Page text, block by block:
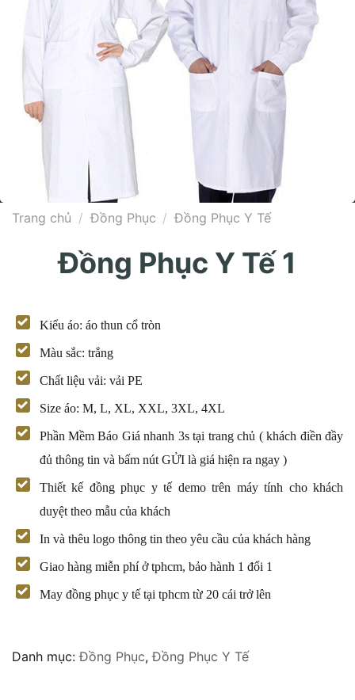
Trang chủ / Đồng Phục / Đồng Phục Y Tế
Đồng Phục Y Tế 1
Kiểu áo: áo thun cổ tròn
Màu sắc: trắng
Chất liệu vải: vải PE
Size áo: M, L, XL, XXL, 3XL, 4XL
Phần Mềm Báo Giá nhanh 3s tại trang chủ ( khách điền đầy
đủ thông tin và bấm nút GỬI là giá hiện ra ngay )
Thiết kế đồng phục y tế demo trên máy tính cho khách
duyệt theo mẫu của khách
In và thêu logo thông tin theo yêu cầu của khách hàng
Giao hàng miễn phí ở tphcm, bảo hành 1 đổi 1
May đồng phục y tế tại tphcm từ 20 cái trở lên
Danh mục:Đồng Phục,Đồng Phục Y Tế